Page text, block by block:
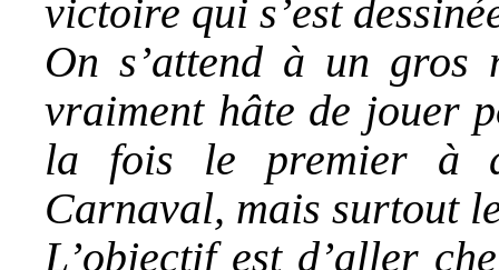
victoire qui s’est
On s’attend à un
vraiment hâte de jouer
la fois le premier à
Carnaval, mais surtout
L’objectif est d’aller